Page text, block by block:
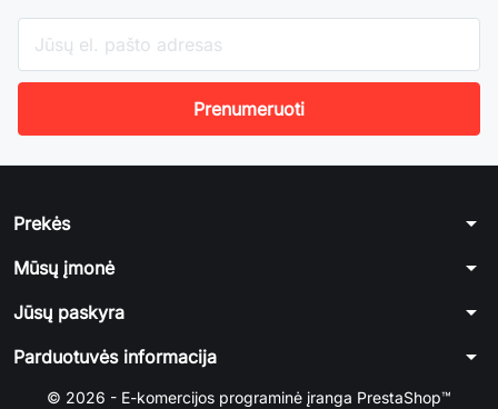
Prekės arrow_drop_down
Mūsų įmonė arrow_drop_down
Jūsų paskyra arrow_drop_down
Parduotuvės informacija arrow_drop_down
© 2026 - E-komercijos programinė įranga PrestaShop™